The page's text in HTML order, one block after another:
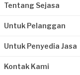
Tentang Sejasa
Untuk Pelanggan
Untuk Penyedia Jasa
Kontak Kami